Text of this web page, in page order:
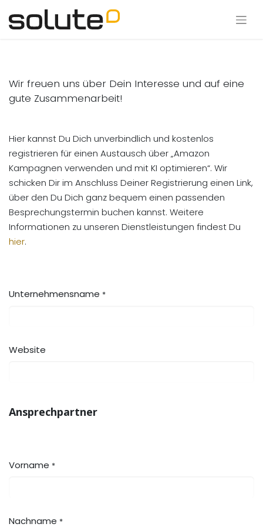
Wir freuen uns über Dein Interesse und auf eine
gute Zusammenarbeit!
Hier kannst Du Dich unverbindlich und kostenlos
registrieren für einen Austausch über „Amazon
Kampagnen verwenden und mit KI optimieren“. Wir
schicken Dir im Anschluss Deiner Registrierung einen Link,
über den Du Dich ganz bequem einen passenden
Besprechungstermin buchen kannst. Weitere
Informationen zu unseren Dienstleistungen findest Du
hier.
Unternehmensname *
Website
Ansprechpartner
Vorname *
Nachname *